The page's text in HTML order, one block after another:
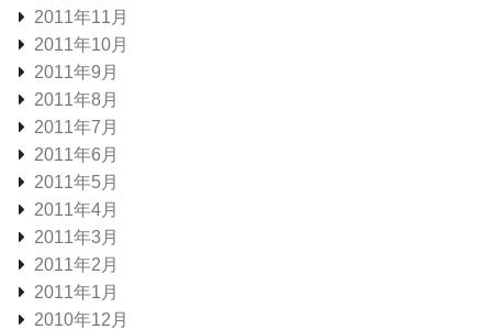
2011年11月
2011年10月
2011年9月
2011年8月
2011年7月
2011年6月
2011年5月
2011年4月
2011年3月
2011年2月
2011年1月
2010年12月